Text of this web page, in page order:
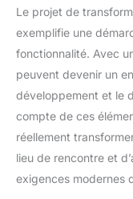
Le projet de
exemplifie une
fonctionnalité. Avec
peuvent devenir un
développement et le
compte de ces
réellement
lieu de rencontre et
exigences modernes